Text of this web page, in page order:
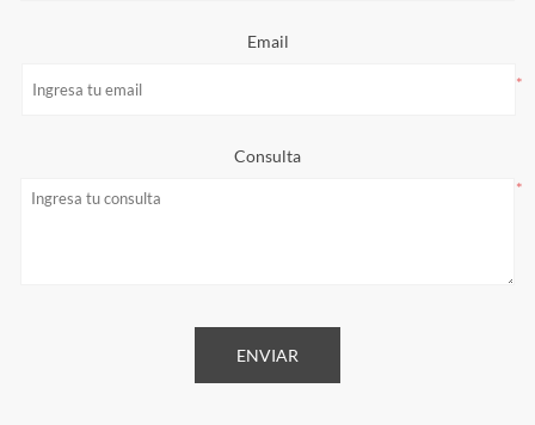
Email
*
Consulta
*